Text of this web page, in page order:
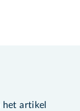
artikel